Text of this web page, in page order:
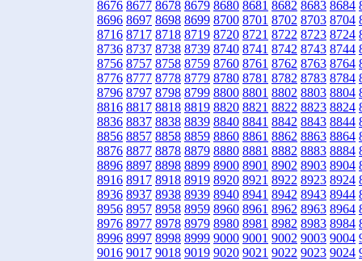
8676 8677 8678 8679 8680 8681 8682 8683 8684
8696 8697 8698 8699 8700 8701 8702 8703 8704
8716 8717 8718 8719 8720 8721 8722 8723 8724
8736 8737 8738 8739 8740 8741 8742 8743 8744
8756 8757 8758 8759 8760 8761 8762 8763 8764
8776 8777 8778 8779 8780 8781 8782 8783 8784
8796 8797 8798 8799 8800 8801 8802 8803 8804
8816 8817 8818 8819 8820 8821 8822 8823 8824
8836 8837 8838 8839 8840 8841 8842 8843 8844
8856 8857 8858 8859 8860 8861 8862 8863 8864
8876 8877 8878 8879 8880 8881 8882 8883 8884
8896 8897 8898 8899 8900 8901 8902 8903 8904
8916 8917 8918 8919 8920 8921 8922 8923 8924
8936 8937 8938 8939 8940 8941 8942 8943 8944
8956 8957 8958 8959 8960 8961 8962 8963 8964
8976 8977 8978 8979 8980 8981 8982 8983 8984
8996 8997 8998 8999 9000 9001 9002 9003 9004
9016 9017 9018 9019 9020 9021 9022 9023 9024